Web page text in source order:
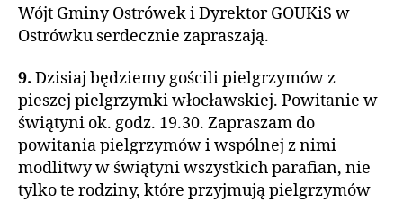
Wójt Gminy Ostrówek i Dyrektor GOUKiS w
Ostrówku serdecznie zapraszają.
9. Dzisiaj będziemy gościli pielgrzymów z
pieszej pielgrzymki włocławskiej. Powitanie w
świątyni ok. godz. 19.30. Zapraszam do
powitania pielgrzymów i wspólnej z nimi
modlitwy w świątyni wszystkich parafian, nie
tylko te rodziny, które przyjmują pielgrzymów